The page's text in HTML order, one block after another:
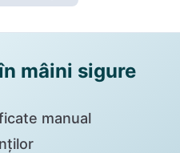
mâini sigure
manual